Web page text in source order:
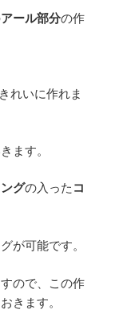
アール部分の作
れいに作れま
ます。
グの入った コ
が可能です。
すので、この作
きます。